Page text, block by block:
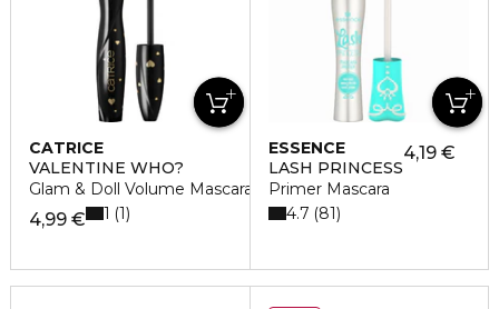
CATRICE
VALENTINE WHO?
Glam & Doll Volume Mascara
4,99 € 1 1
ESSENCE
LASH PRINCESS
Primer Mascara
4,19 €
4.7 81